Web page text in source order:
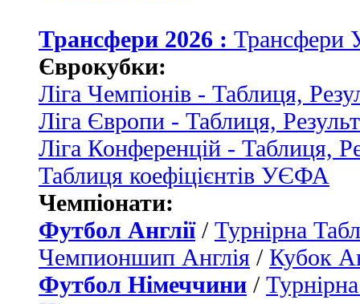
Трансфери 2026 : Трансфери
Єврокубки:
Ліга Чемпіонів - Таблиця,
Ліга Європи - Таблиця,
Ліга Конференцій - Таблиця,
Таблиця коефіцієнтів УЄФА
Чемпіонати:
Футбол Англії/ Турнірна
Чемпионшип Англія / Кубок
Футбол Німеччини /